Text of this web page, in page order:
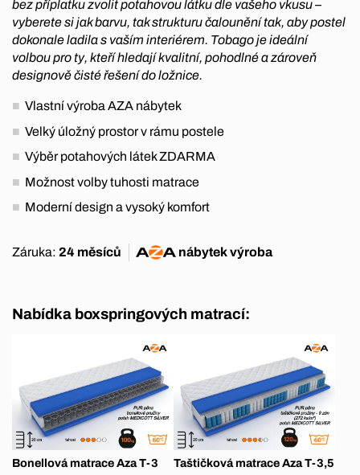
bez příplatku zvolit potahovou látku dle vašeho vkusu –
vyberete si jak barvu, tak strukturu čalounění tak, aby postel
dokonale ladila s vaším interiérem. Tobago je ideální
volbou pro ty, kteří hledají kvalitní, pohodlné a zároveň
designově čisté řešení do ložnice.
Vlastní výroba AZA nábytek
Velký úložný prostor v rámu postele
Výběr potahových látek ZDARMA
Možnost volby tuhosti matrace
Moderní design a vysoký komfort
Záruka: 24 měsíců nábytekvýroba
Nabídka boxspringových matrací:
Bonellová matrace Aza T-3 Taštičková matrace Aza T-3,5